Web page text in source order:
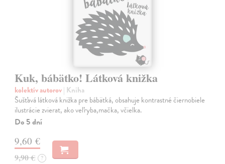
Kuk, bábätko! Látková knižka
kolektív autorov| Kniha
Šušťavá látková knižka pre bábätká, obsahuje kontrastné čiernobiele
ilustrácie zvierat, ako veľryba,mačka, včielka.
Do 5 dní
9,60 €
9,90 € ?